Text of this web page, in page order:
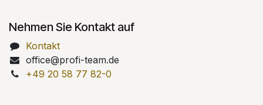
Nehmen Sie Kontakt auf
Kontakt
office@profi-team.de
+49 20 58 77 82-0